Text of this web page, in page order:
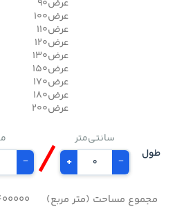
طول
−
/
سانتی‌متر
−
+
90عرض
100عرض
110عرض
120عرض
130عرض
150عرض
170عرض
180عرض
200عرض
مجموع مساحت (متر مربع)